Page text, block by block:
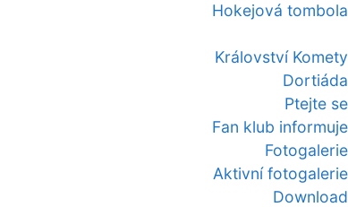
Hokejová tombola
Království Komety
Dortiáda
Ptejte se
Fan klub informuje
Fotogalerie
Aktivní fotogalerie
Download